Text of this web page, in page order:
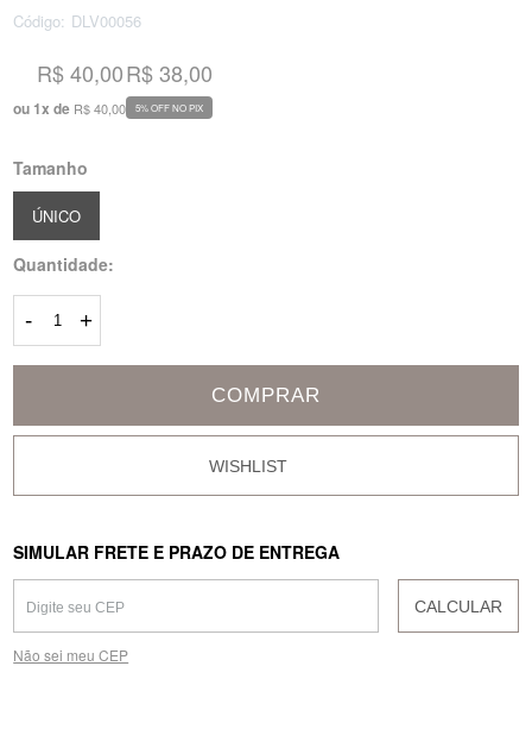
Código: DLV00056
R$ 40,00
ou 1x de R$ 40,00
R$ 38,00
5% OFF NO PIX
Tamanho
ÚNICO
Quantidade:
- +
COMPRAR
SIMULAR FRETE E PRAZO DE ENTREGA
CALCULAR
Não sei meu CEP